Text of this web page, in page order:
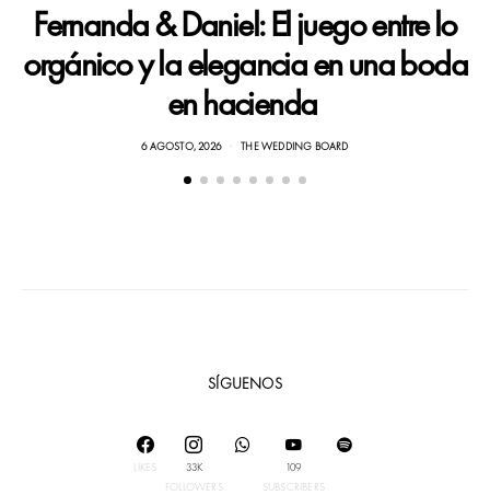
Fernanda & Daniel: El juego entre lo
orgánico y la elegancia en una boda
en hacienda
6 AGOSTO, 2026 THE WEDDING BOARD
SÍGUENOS
LIKES
33K
FOLLOWERS
109
SUBSCRIBERS